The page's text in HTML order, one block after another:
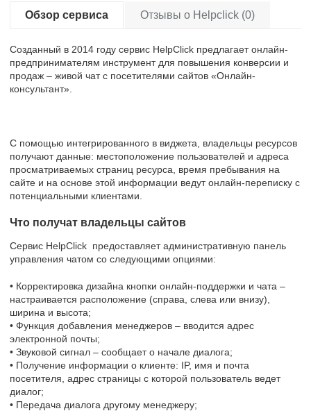
Обзор сервиса Отзывы о Helpclick (0)
Созданный в 2014 году сервис HelpClick предлагает онлайн-
предпринимателям инструмент для повышения конверсии и
продаж – живой чат с посетителями сайтов «Онлайн-
консультант».
С помощью интегрированного в виджета, владельцы ресурсов
получают данные: местоположение пользователей и адреса
просматриваемых страниц ресурса, время пребывания на
сайте и на основе этой информации ведут онлайн-переписку с
потенциальными клиентами.
Что получат владельцы сайтов
Сервис HelpClick предоставляет административную панель
управления чатом со следующими опциями:
• Корректировка дизайна кнопки онлайн-поддержки и чата –
настраивается расположение (справа, слева или внизу),
ширина и высота;
• Функция добавления менеджеров – вводится адрес
электронной почты;
• Звуковой сигнал – сообщает о начале диалога;
• Получение информации о клиенте: IP, имя и почта
посетителя, адрес страницы с которой пользователь ведет
диалог;
• Передача диалога другому менеджеру;